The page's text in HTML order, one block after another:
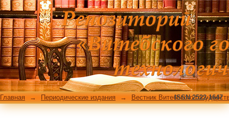
Фильтровать по: Теме
Главная → Периодические издания → Вестник ВитебскогоISSN 2522-1647